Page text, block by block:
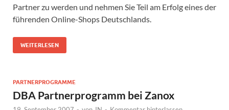
Partner zu werden und nehmen Sie Teil am Erfolg eines der
führenden Online-Shops Deutschlands.
WEITERLESEN
PARTNERPROGRAMME
DBA Partnerprogramm bei Zanox